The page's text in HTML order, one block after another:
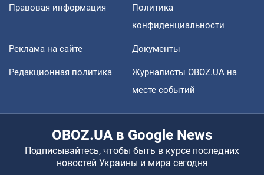
Правовая информация
Политика
конфиденциальности
Реклама на сайте Документы
Редакционная политика
Журналисты OBOZ.UA на
месте событий
OBOZ.UA в Google News
Подписывайтесь, чтобы быть в курсе последних
новостей Украины и мира сегодня